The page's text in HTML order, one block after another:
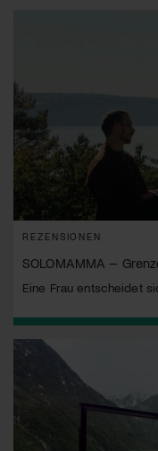
REZENSIONEN
SOLOMAMMA –
Eine Frau entscheidet